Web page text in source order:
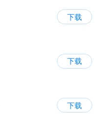
下载
下载
下载